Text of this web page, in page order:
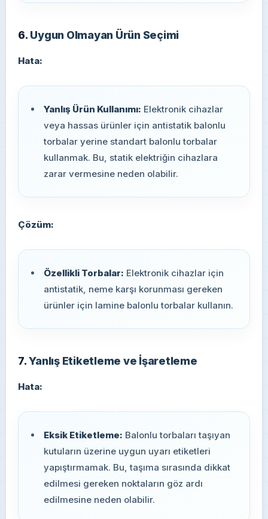
6. Uygun Olmayan Ürün Seçimi
Hata:
Yanlış Ürün Kullanımı: Elektronik cihazlar
veya hassas ürünler için antistatik balonlu
torbalar yerine standart balonlu torbalar
kullanmak. Bu, statik elektriğin cihazlara
zarar vermesine neden olabilir.
Çözüm:
Özellikli Torbalar: Elektronik cihazlar için
antistatik, neme karşı korunması gereken
ürünler için lamine balonlu torbalar kullanın.
7.Yanlış Etiketleme ve İşaretleme
Hata:
Eksik Etiketleme: Balonlu torbaları taşıyan
kutuların üzerine uygun uyarı etiketleri
yapıştırmamak. Bu, taşıma sırasında dikkat
edilmesi gereken noktaların göz ardı
edilmesine neden olabilir.